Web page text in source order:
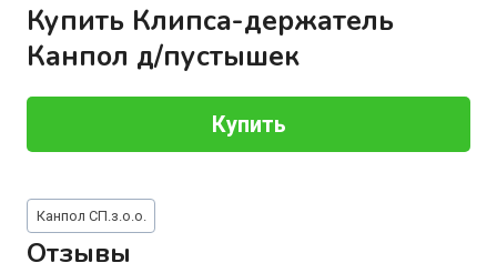
Купить Клипса-держатель
Канпол д/пустышек
Купить
Метки
записи:
Канпол СП.з.о.о.
Отзывы